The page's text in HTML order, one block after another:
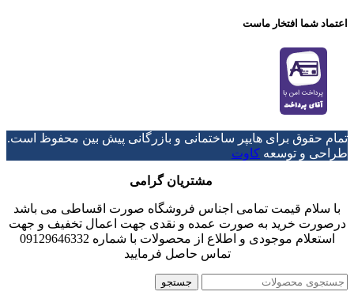
اعتماد شما افتخار ماست
تمام حقوق برای هایپر ساختمانی و بازرگانی پیش بین محفوظ است.
طراحی و توسعه کاوت
مشتریان گرامی
با سلام قیمت تمامی اجناس فروشگاه صورت اقساطی می باشد
درصورت خرید به صورت عمده و نقدی جهت اعمال تخفیف و جهت
استعلام موجودی و اطلاع از محصولات با شماره 09129646332
تماس حاصل فرمایید
جستجو